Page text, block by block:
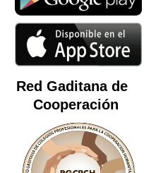
Red Gaditana de
Cooperación